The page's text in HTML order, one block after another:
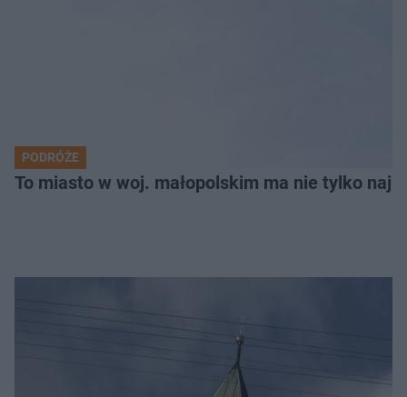
PODRÓŻE
To miasto w woj. małopolskim ma nie tylko